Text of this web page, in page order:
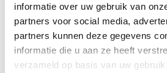
informatie over uw gebruik van
partners voor social media,
partners kunnen deze gegevens
informatie die u aan ze heeft
verzameld op basis van uw